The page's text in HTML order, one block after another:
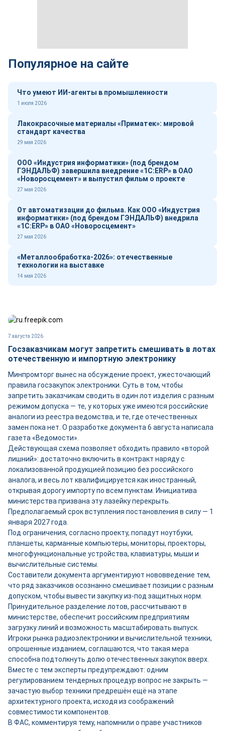
Популярное на сайте
Что умеют ИИ-агенты в промышленности
1 июля 2026
Лакокрасочные материалы «Приматек»: мировой
стандарт качества
29 мая 2026
ООО «Индустрия информатики» (под брендом
ГЭНДАЛЬФ) завершила внедрение «1С:ERP» в ОАО
«Новоросцемент» и выпустил фильм о проекте
27 мая 2026
От автоматизации до фильма. Как ООО «Индустрия
информатики» (под брендом ГЭНДАЛЬФ) внедрила
«1С:ERP» в ОАО «Новоросцемент»
27 мая 2026
«Металлообработка-2026»: отечественные
технологии на выставке
14 мая 2026
7 августа 2026
Госзаказчикам могут запретить смешивать в лотах
отечественную и импортную электронику
Минпромторг вынес на обсуждение проект, ужесточающий
правила госзакупок электроники. Суть в том, чтобы
запретить заказчикам сводить в один лот изделия с разным
режимом допуска — те, у которых уже имеются российские
аналоги из реестра ведомства, и те, где отечественных
замен пока нет. О разработке документа 6 августа написала
газета «Ведомости».
Действующая схема позволяет обходить правило «второй
лишний»: достаточно включить в контракт наряду с
локализованной продукцией позицию без российского
аналога, и весь лот квалифицируется как иностранный,
открывая дорогу импорту по всем пунктам. Инициатива
министерства призвана эту лазейку перекрыть.
Предполагаемый срок вступления постановления в силу — 1
января 2027 года.
Под ограничения, согласно проекту, попадут ноутбуки,
планшеты, карманные компьютеры, мониторы, проекторы,
многофункциональные устройства, клавиатуры, мыши и
вычислительные системы.
Составители документа аргументируют нововведение тем,
что ряд заказчиков осознанно смешивает позиции с разным
допуском, чтобы вывести закупку из-под защитных норм.
Принудительное разделение лотов, рассчитывают в
министерстве, обеспечит российским предприятиям
загрузку линий и возможность масштабировать выпуск.
Игроки рынка радиоэлектроники и вычислительной техники,
опрошенные изданием, соглашаются, что такая мера
способна подтолкнуть долю отечественных закупок вверх.
Вместе с тем эксперты предупреждают: одним
регулированием тендерных процедур вопрос не закрыть —
зачастую выбор техники предрешён ещё на этапе
архитектурного проекта, исходя из соображений
совместимости компонентов.
В ФАС, комментируя тему, напомнили о праве участников